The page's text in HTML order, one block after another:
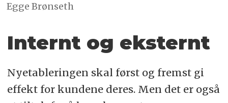
Egge Brønseth
Internt og eksternt
Nyetableringen skal først og fremst gi
effekt for kundene deres. Men det er også